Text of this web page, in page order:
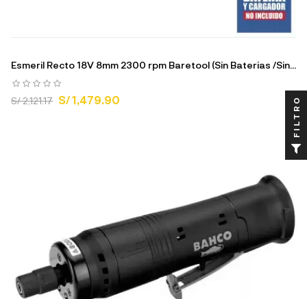
Esmeril Recto 18V 8mm 2300 rpm Baretool (Sin Baterias /Sin...
S/ 2,121.17 S/ 1,479.90 FILTRO